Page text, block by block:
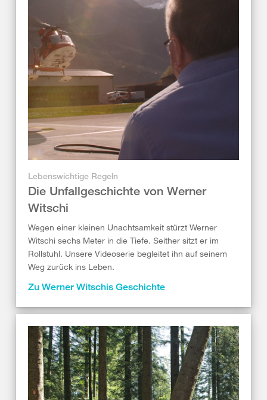
Lebenswichtige Regeln
Die Unfallgeschichte von Werner
Witschi
Wegen einer kleinen Unachtsamkeit stürzt Werner
Witschi sechs Meter in die Tiefe. Seither sitzt er im
Rollstuhl. Unsere Videoserie begleitet ihn auf seinem
Weg zurück ins Leben.
Zu Werner Witschis Geschichte